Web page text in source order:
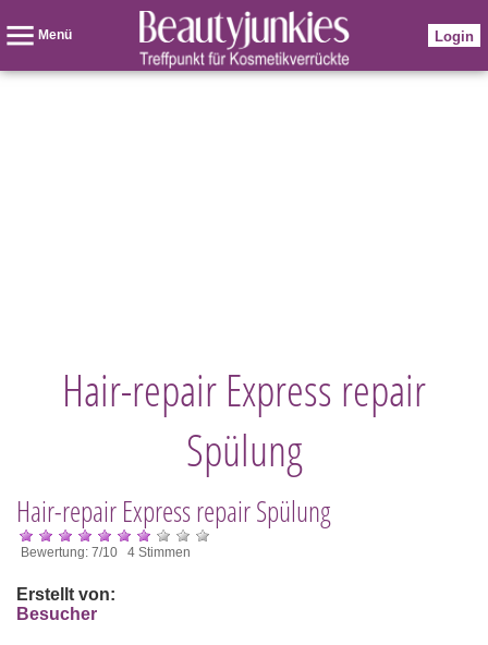
Menü Login
Hair-repair Express repair
Spülung
Hair-repair Express repair Spülung
Bewertung: 7/10 4 Stimmen
Erstellt von:
Besucher